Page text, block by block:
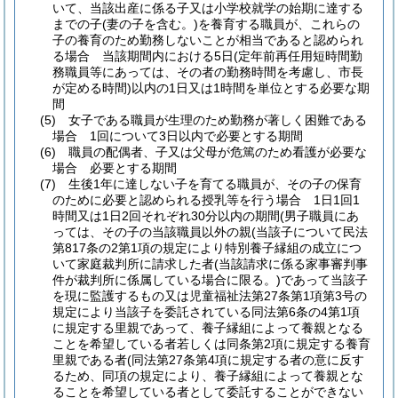
いて、当該出産に係る子又は小学校就学の始期に達する
までの子(妻の子を含む。)を養育する職員が、これらの
子の養育のため勤務しないことが相当であると認められ
る場合 当該期間内における5日(定年前再任用短時間勤
務職員等にあっては、その者の勤務時間を考慮し、市長
が定める時間)以内の1日又は1時間を単位とする必要な期
間
(5)
女子である職員が生理のため勤務が著しく困難である
場合 1回について3日以内で必要とする期間
(6)
職員の配偶者、子又は父母が危篤のため看護が必要な
場合 必要とする期間
(7)
生後1年に達しない子を育てる職員が、その子の保育
のために必要と認められる授乳等を行う場合 1日1回1
時間又は1日2回それぞれ30分以内の期間(男子職員にあ
っては、その子の当該職員以外の親(当該子について民法
第817条の2第1項の規定により特別養子縁組の成立につ
いて家庭裁判所に請求した者(当該請求に係る家事審判事
件が裁判所に係属している場合に限る。)であって当該子
を現に監護するもの又は児童福祉法第27条第1項第3号の
規定により当該子を委託されている同法第6条の4第1項
に規定する里親であって、養子縁組によって養親となる
ことを希望している者若しくは同条第2項に規定する養育
里親である者(同法第27条第4項に規定する者の意に反す
るため、同項の規定により、養子縁組によって養親とな
ることを希望している者として委託することができない